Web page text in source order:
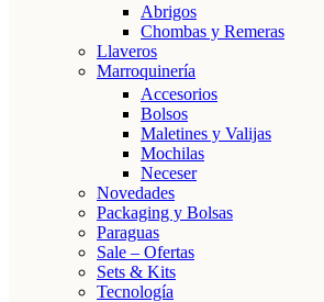
Abrigos
Chombas y Remeras
Llaveros
Marroquinería
Accesorios
Bolsos
Maletines y Valijas
Mochilas
Neceser
Novedades
Packaging y Bolsas
Paraguas
Sale – Ofertas
Sets & Kits
Tecnología